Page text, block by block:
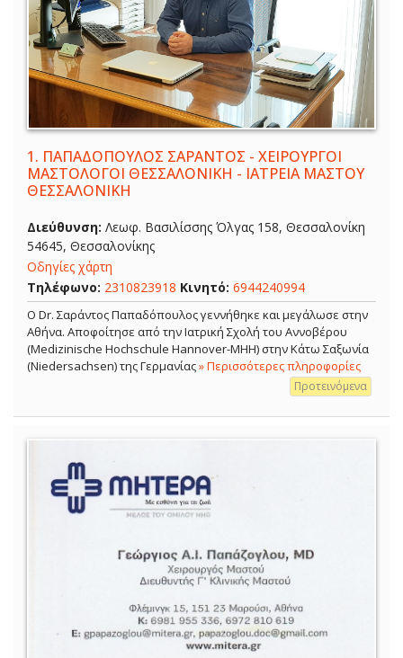
1. ΠΑΠΑΔΟΠΟΥΛΟΣ ΣΑΡΑΝΤΟΣ - ΧΕΙΡΟΥΡΓΟΙ
ΜΑΣΤΟΛΟΓΟΙ ΘΕΣΣΑΛΟΝΙΚΗ - ΙΑΤΡΕΙΑ ΜΑΣΤΟΥ
ΘΕΣΣΑΛΟΝΙΚΗ
Διεύθυνση: Λεωφ. Βασιλίσσης Όλγας 158, Θεσσαλονίκη
54645, Θεσσαλονίκης
Οδηγίες χάρτη
Τηλέφωνο: 2310823918 Κινητό: 6944240994
Ο Dr. Σαράντος Παπαδόπουλος γεννήθηκε και μεγάλωσε στην
Αθήνα. Αποφοίτησε από την Ιατρική Σχολή του Αννοβέρου
(Medizinische Hochschule Hannover-MHH) στην Κάτω Σαξωνία
(Niedersachsen) της Γερμανίας» Περισσότερες πληροφορίες
Προτεινόμενα